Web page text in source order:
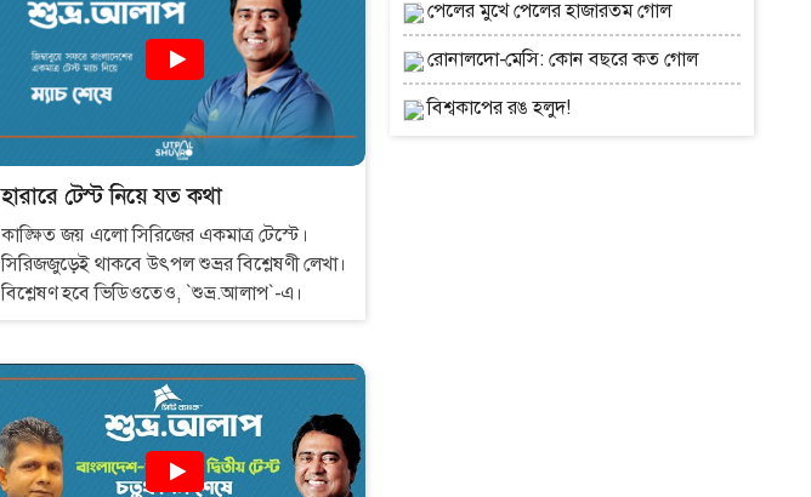
হতো,সেই একই সমস্যা রয়ে গেছে আজও।
হারারে টেস্ট নিয়ে যত কথা
কাঙ্ক্ষিত জয় এলো সিরিজের একমাত্র টেস্টে।
সিরিজজুড়েই থাকবে উৎপল শুভ্রর বিশ্লেষণী লেখা।
বিশ্লেষণ হবে ভিডিওতেও, `শুভ্র.আলাপ`-এ।
পেলের মুখে পেলের হাজারতম গোল
রোনালদো-মেসি: কোন বছরে কত গোল
বিশ্বকাপের রঙ হলুদ!